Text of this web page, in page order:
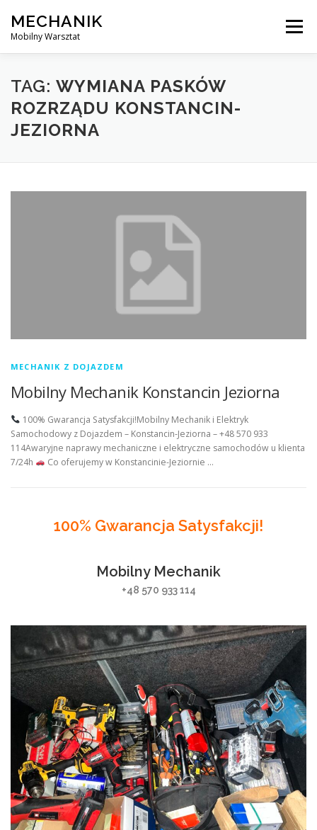
content
MECHANIK
Mobilny Warsztat
Menu
MOBILNY MECHANIK ELEKTRYK SAMOCHODOWY
BLOG KONTAKT
TAG: WYMIANA PASKÓW
ROZRZĄDU KONSTANCIN-
JEZIORNA
MECHANIK Z DOJAZDEM
Mobilny Mechanik Konstancin Jeziorna
100% Gwarancja Satysfakcji!Mobilny Mechanik i Elektryk
Samochodowy z Dojazdem – Konstancin-Jeziorna – +48 570 933
114Awaryjne naprawy mechaniczne i elektryczne samochodów u klienta
7/24h
Co oferujemy w Konstancinie-Jeziornie …
100% Gwarancja Satysfakcji!
Mobilny Mechanik
+48 570 933 114